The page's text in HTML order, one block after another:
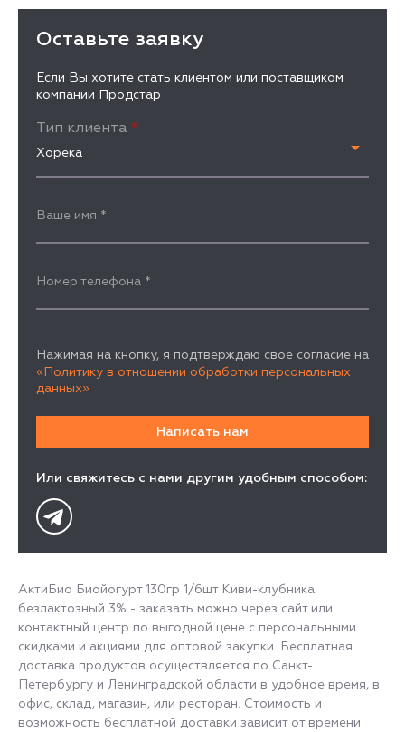
Оставьте заявку
Если Вы хотите стать клиентом или поставщиком
компании Продстар
Тип клиента *
Хорека
Ваше имя *
Номер телефона *
Нажимая на кнопку, я подтверждаю свое согласие на
«Политику в отношении обработки персональных
данных»
Или свяжитесь с нами другим удобным способом:
АктиБио Биойогурт 130гр 1/6шт Киви-клубника
безлактозный 3% - заказать можно через сайт или
контактный центр по выгодной цене с персональными
скидками и акциями для оптовой закупки. Бесплатная
доставка продуктов осуществляется по Санкт-
Петербургу и Ленинградской области в удобное время, в
офис, склад, магазин, или ресторан. Стоимость и
возможность бесплатной доставки зависит от времени